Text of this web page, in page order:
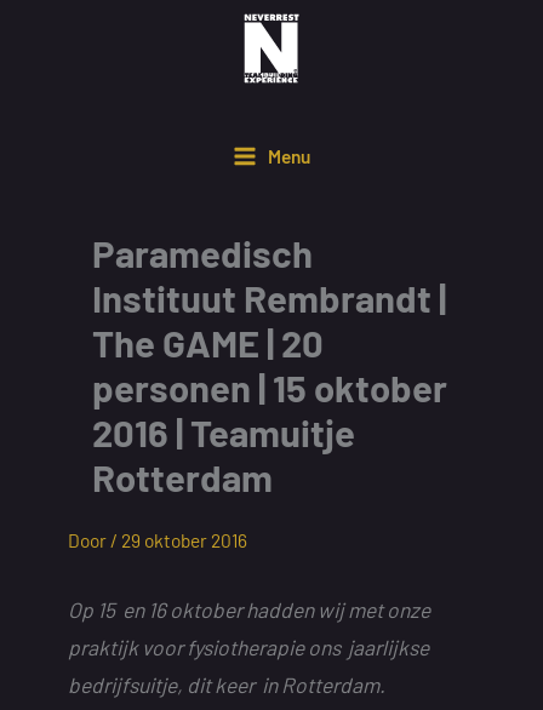
Menu
Paramedisch
Instituut Rembrandt |
The GAME | 20
personen | 15 oktober
2016 | Teamuitje
Rotterdam
Door / 29 oktober 2016
Op 15 en 16 oktober hadden wij met onze
praktijk voor fysiotherapie ons jaarlijkse
bedrijfsuitje, dit keer in Rotterdam.